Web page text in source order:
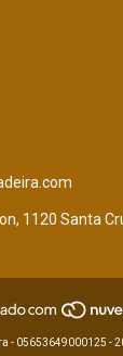
1120 Santa
- 05653649000125 -